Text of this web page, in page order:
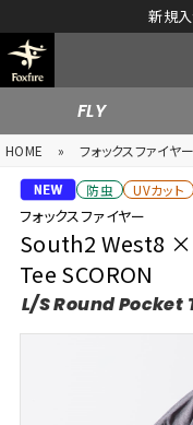
新規
FLY
HOME » フォックスファイヤー
防虫 UVカット
フォックスファイヤー
South2 West8
Tee SCORON
L/S Round Pocket